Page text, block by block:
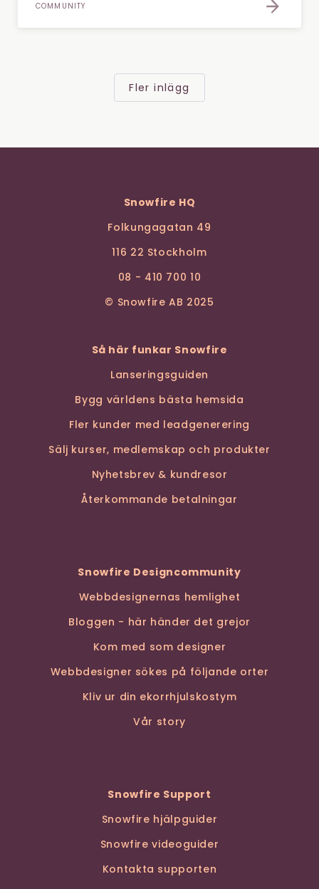
COMMUNITY
Fler inlägg
Snowfire HQ
Folkungagatan 49
116 22 Stockholm
08 - 410 700 10
© Snowfire AB 2025
Så här funkar Snowfire
Lanseringsguiden
Bygg världens bästa hemsida
Fler kunder med leadgenerering
Sälj kurser, medlemskap och produkter
Nyhetsbrev & kundresor
Återkommande betalningar
Snowfire Designcommunity
Webbdesignernas hemlighet
Bloggen - här händer det grejor
Kom med som designer
Webbdesigner sökes på följande orter
Kliv ur din ekorrhjulskostym
Vår story
Snowfire Support
Snowfire hjälpguider
Snowfire videoguider
Kontakta supporten